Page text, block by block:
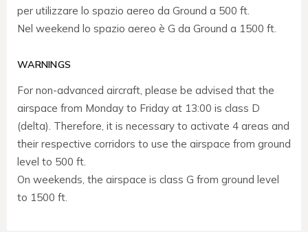
per utilizzare lo spazio aereo da Ground a 500 ft.
Nel weekend lo spazio aereo è G da Ground a 1500 ft.
WARNINGS
For non-advanced aircraft, please be advised that the
airspace from Monday to Friday at 13:00 is class D
(delta). Therefore, it is necessary to activate 4 areas and
their respective corridors to use the airspace from ground
level to 500 ft.
On weekends, the airspace is class G from ground level
to 1500 ft.